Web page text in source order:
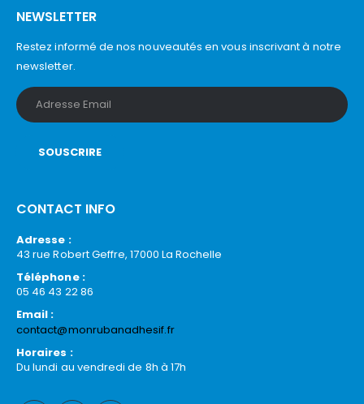
NEWSLETTER
Restez informé de nos nouveautés en vous inscrivant à notre
newsletter.
CONTACT INFO
Adresse :
43 rue Robert Geffre, 17000 La Rochelle
Téléphone :
05 46 43 22 86
Email :
contact@monrubanadhesif.fr
Horaires :
Du lundi au vendredi de 8h à 17h